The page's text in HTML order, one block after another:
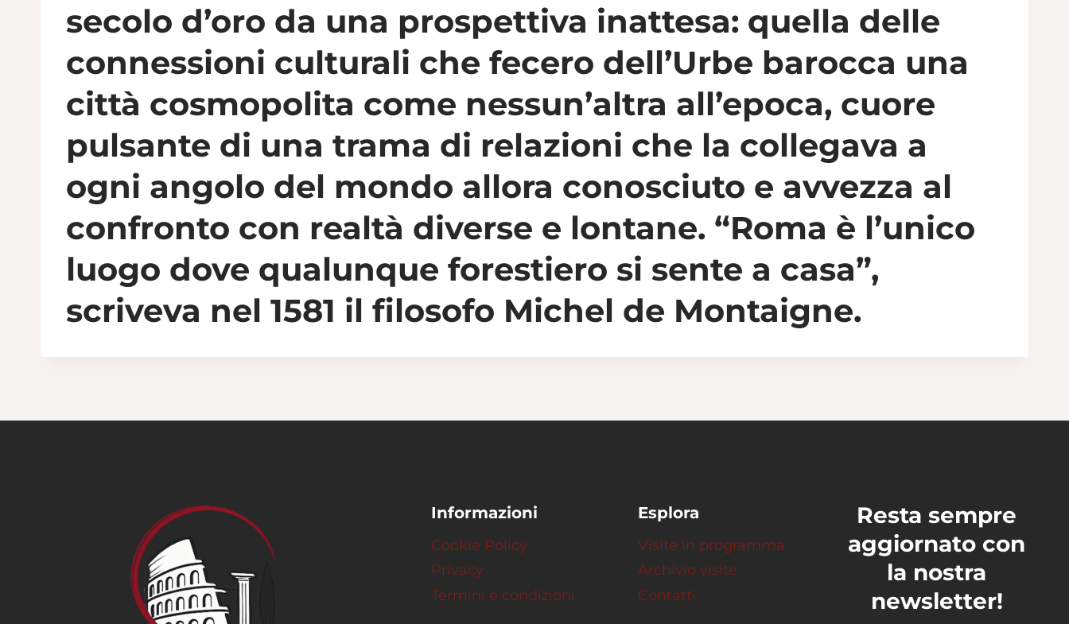
secolo d’oro da una prospettiva inattesa: quella delle
connessioni culturali che fecero dell’Urbe barocca una
città cosmopolita come nessun’altra all’epoca, cuore
pulsante di una trama di relazioni che la collegava a
ogni angolo del mondo allora conosciuto e avvezza al
confronto con realtà diverse e lontane. “Roma è l’unico
luogo dove qualunque forestiero si sente a casa”,
scriveva nel 1581 il filosofo Michel de Montaigne.
Informazioni
Cookie Policy
Privacy
Termini e condizioni
Esplora
Visite in programma
Archivio visite
Contatti
Resta sempre
aggiornato con
la nostra
newsletter!